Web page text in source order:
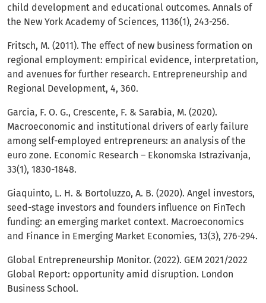
child development and educational outcomes. Annals of
the New York Academy of Sciences, 1136(1), 243-256.
Fritsch, M. (2011). The effect of new business formation on
regional employment: empirical evidence, interpretation,
and avenues for further research. Entrepreneurship and
Regional Development, 4, 360.
Garcia, F. O. G., Crescente, F. & Sarabia, M. (2020).
Macroeconomic and institutional drivers of early failure
among self-employed entrepreneurs: an analysis of the
euro zone. Economic Research – Ekonomska Istrazivanja,
33(1), 1830-1848.
Giaquinto, L. H. & Bortoluzzo, A. B. (2020). Angel investors,
seed-stage investors and founders influence on FinTech
funding: an emerging market context. Macroeconomics
and Finance in Emerging Market Economies, 13(3), 276-294.
Global Entrepreneurship Monitor. (2022). GEM 2021/2022
Global Report: opportunity amid disruption. London
Business School.